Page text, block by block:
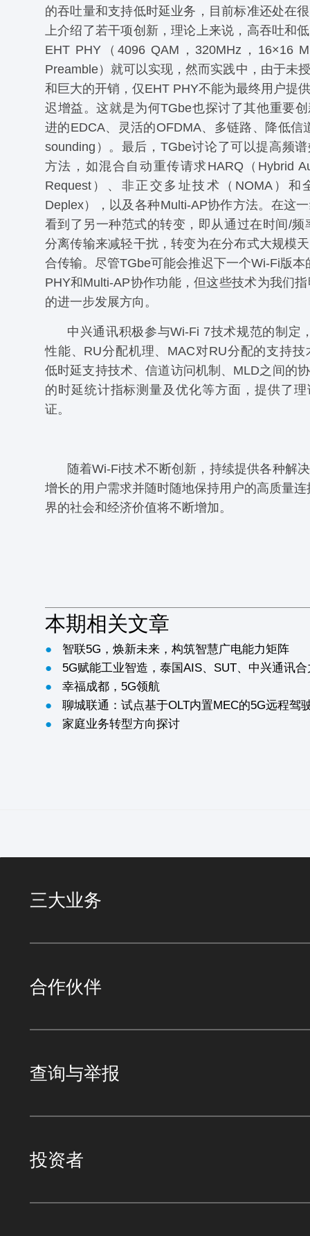
的吞吐量和支持低时延业务，目前标准还处在
上介绍了若干项创新，理论上来说，高吞吐和
EHT PHY（4096 QAM，320MHz，16×16
Preamble）就可以实现，然而实践中，由于未
和巨大的开销，仅EHT PHY不能为最终用户提
迟增益。这就是为何TGbe也探讨了其他重要
进的EDCA、灵活的OFDMA、多链路、降低信
sounding）。最后，TGbe讨论了可以提高频
方法，如混合自动重传请求HARQ（Hybrid
Request）、非正交多址技术（NOMA）和
Deplex），以及各种Multi-AP协作方法。在这
看到了另一种范式的转变，即从通过在时间/频
分离传输来减轻干扰，转变为在分布式大规模
合传输。尽管TGbe可能会推迟下一个Wi-Fi版本
PHY和Multi-AP协作功能，但这些技术为我们
的进一步发展方向。
中兴通讯积极参与Wi-Fi 7技术规范的制定
性能、RU分配机理、MAC对RU分配的支持技
低时延支持技术、信道访问机制、MLD之间的
的时延统计指标测量及优化等方面，提供了
证。
随着Wi-Fi技术不断创新，持续提供各种解
增长的用户需求并随时随地保持用户的高质量
界的社会和经济价值将不断增加。
本期相关文章
●
智联5G，焕新未来，构筑智慧广电能力矩阵
●
5G赋能工业智造，泰国AIS、SUT、中兴通讯
●
幸福成都，5G领航
●
聊城联通：试点基于OLT内置MEC的5G远程驾
●
家庭业务转型方向探讨
三大业务
合作伙伴
查询与举报
投资者